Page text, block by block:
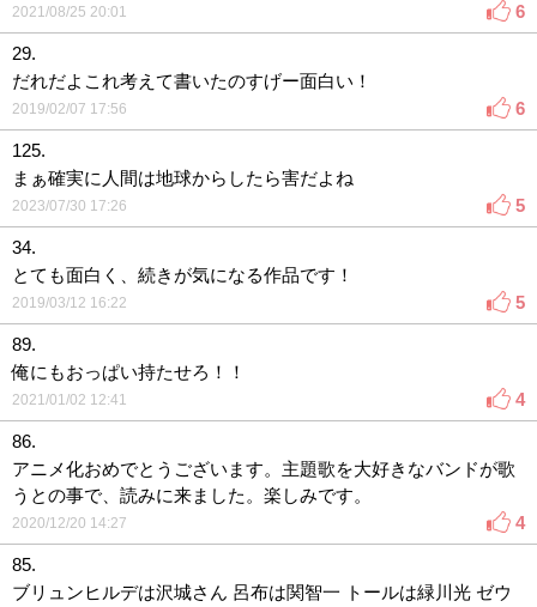
2021/08/25 20:01 6
29.
だれだよこれ考えて書いたのすげー面白い！
2019/02/07 17:56 6
125.
まぁ確実に人間は地球からしたら害だよね
2023/07/30 17:26 5
34.
とても面白く、続きが気になる作品です！
2019/03/12 16:22 5
89.
俺にもおっぱい持たせろ！！
2021/01/02 12:41 4
86.
アニメ化おめでとうございます。主題歌を大好きなバンドが歌
うとの事で、読みに来ました。楽しみです。
2020/12/20 14:27 4
85.
ブリュンヒルデは沢城さん 呂布は関智一 トールは緑川光 ゼウ